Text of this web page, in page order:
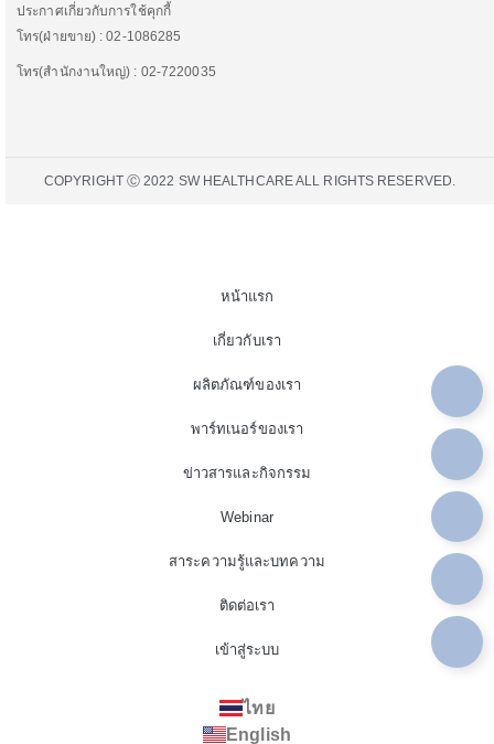
ประกาศเกี่ยวกับการใช้คุกกี้
โทร(ฝ่ายขาย) : 02-1086285
โทร(สำนักงานใหญ่) : 02-7220035
COPYRIGHT Ⓒ 2022 SW HEALTHCARE ALL RIGHTS RESERVED.
หน้าแรก
เกี่ยวกับเรา
ผลิตภัณฑ์ของเรา
พาร์ทเนอร์ของเรา
ข่าวสารและกิจกรรม
Webinar
สาระความรู้และบทความ
ติดต่อเรา
เข้าสู่ระบบ
ไทย
English